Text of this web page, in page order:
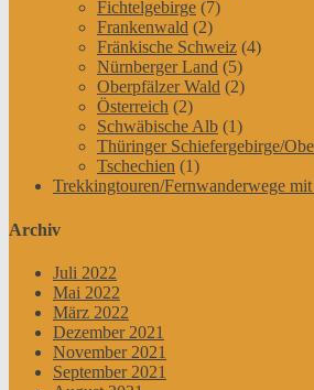
Fichtelgebirge (7)
Frankenwald (2)
Fränkische Schweiz (4)
Nürnberger Land (5)
Oberpfälzer Wald (2)
Österreich (2)
Schwäbische Alb (1)
Thüringer Schiefergebirge/
Tschechien (1)
Trekkingtouren/Fernwanderwege
Archiv
Juli 2022
Mai 2022
März 2022
Dezember 2021
November 2021
September 2021